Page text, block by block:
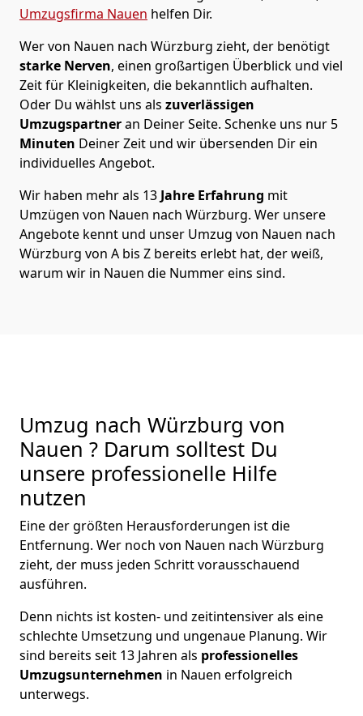
Umzugsfirma Nauen helfen Dir.
Wer von Nauen nach Würzburg zieht, der benötigt
starke Nerven, einen großartigen Überblick und viel
Zeit für Kleinigkeiten, die bekanntlich aufhalten.
Oder Du wählst uns als zuverlässigen
Umzugspartneran Deiner Seite. Schenke uns nur 5
Minuten Deiner Zeit und wir übersenden Dir ein
individuelles Angebot.
Wir haben mehr als 13 Jahre Erfahrung mit
Umzügen von Nauen nach Würzburg. Wer unsere
Angebote kennt und unser Umzug von Nauen nach
Würzburg von A bis Z bereits erlebt hat, der weiß,
warum wir in Nauen die Nummer eins sind.
Umzug nach Würzburg von
Nauen ? Darum solltest Du
unsere professionelle Hilfe
nutzen
Eine der größten Herausforderungen ist die
Entfernung. Wer noch von Nauen nach Würzburg
zieht, der muss jeden Schritt vorausschauend
ausführen.
Denn nichts ist kosten- und zeitintensiver als eine
schlechte Umsetzung und ungenaue Planung. Wir
sind bereits seit 13 Jahren als professionelles
Umzugsunternehmen in Nauen erfolgreich
unterwegs.